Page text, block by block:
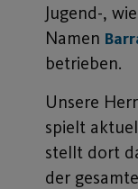
Jugend-,
Namen
betrieben.
Unsere
spielt
stellt dort
der